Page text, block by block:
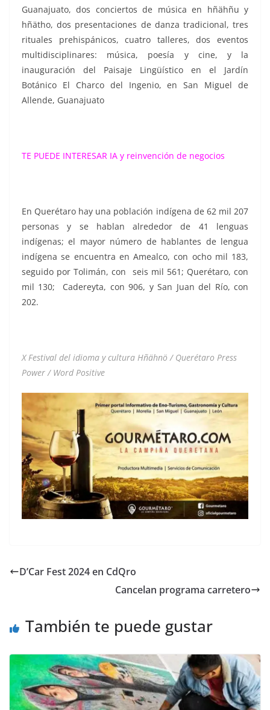
Guanajuato, dos conciertos de música en hñähñu y
hñätho, dos presentaciones de danza tradicional, tres
rituales prehispánicos, cuatro talleres, dos eventos
multidisciplinares: música, poesía y cine, y la
inauguración del Paisaje Lingüístico en el Jardín
Botánico El Charco del Ingenio, en San Miguel de
Allende, Guanajuato
TE PUEDE INTERESAR IA y reinvención de negocios
En Querétaro hay una población indígena de 62 mil 207
personas y se hablan alrededor de 41 lenguas
indígenas; el mayor número de hablantes de lengua
indígena se encuentra en Amealco, con ocho mil 183,
seguido por Tolimán, con seis mil 561; Querétaro, con
mil 130; Cadereyta, con 906, y San Juan del Río, con
202.
X Festival del idioma y cultura Hñähnö / Querétaro Press
Power / Word Positive
D’Car Fest 2024 en CdQro
Cancelan programa carretero
También te puede gustar